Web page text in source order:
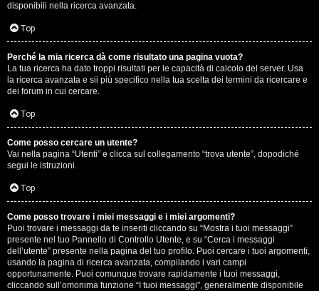
disponibili nella ricerca avanzata.
Top
Perché la mia ricerca dà come risultato una pagina vuota?
La tua ricerca ha dato troppi risultati per le capacità di calcolo del server. Usa
la ricerca avanzata e sii più specifico nella tua scelta dei termini da ricercare e
dei forum in cui cercare.
Top
Come posso cercare un utente?
Vai nella pagina “Utenti” e clicca sul collegamento “trova utente”, dopodiché
segui le istruzioni.
Top
Come posso trovare i miei messaggi e i miei argomenti?
Puoi trovare i messaggi da te inseriti cliccando su “Mostra i tuoi messaggi”
presente nel tuo Pannello di Controllo Utente, e su “Cerca i messaggi
dell’utente” presente nella pagina del tuo profilo. Puoi cercare i tuoi argomenti,
usando la pagina di ricerca avanzata, compilando i vari campi
opportunamente. Puoi comunque trovare rapidamente i tuoi messaggi,
cliccando sull’omonima funzione “I tuoi messaggi”, generalmente disponibile